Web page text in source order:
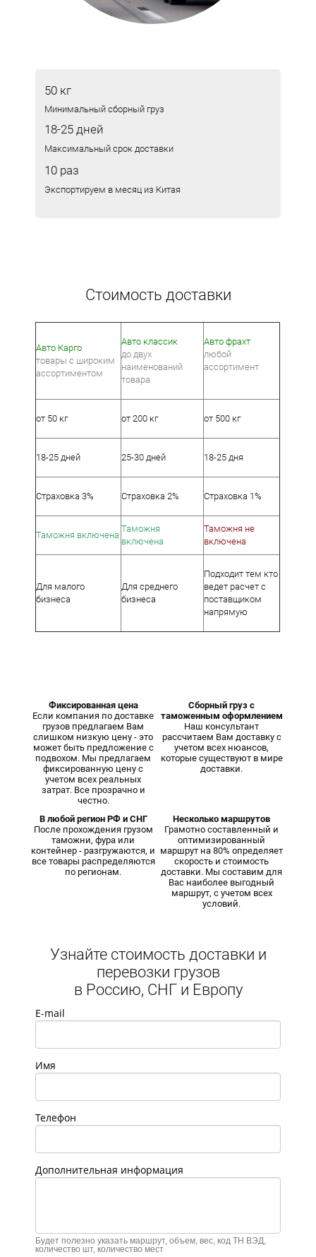
50 кг
Минимальный сборный груз
18-25 дней
Максимальный срок доставки
10 раз
Экспортируем в месяц из Китая
Стоимость доставки
Авто Карго
товары с широким
ассортиментом
Авто классик
до двух
наименований
товара
​Авто фрахт
любой
ассортимент
от 50 кг от 200 кг от 500 кг
18-25 дней 25-30 дней 18-25 дня
Страховка 3% Страховка 2% Страховка 1%
Таможня включена
Таможня
включена
Таможня не
включена
Для малого
бизнеса
Для среднего
бизнеса
Подходит тем кто
ведет расчет с
поставщиком
напрямую
Фиксированная цена
Если компания по доставке
грузов предлагаем Вам
слишком низкую цену - это
может быть предложение с
подвохом. Мы предлагаем
фиксированную цену с
учетом всех реальных
затрат. Все прозрачно и
честно.
Сборный груз с
таможенным оформлением
Наш консультант
рассчитаем Вам доставку с
учетом всех нюансов,
которые существуют в мире
доставки.
В любой регион РФ и СНГ
После прохождения грузом
таможни, фура или
контейнер - разгружаются, и
все товары распределяются
по регионам.
Несколько маршрутов
Грамотно составленный и
оптимизированный
маршрут на 80% определяет
скорость и стоимость
доставки. Мы составим для
Вас наиболее выгодный
маршрут, с учетом всех
условий.
Узнайте стоимость доставки и
перевозки грузов
в Россию, СНГ и Европу
E-mail
Имя
Телефон
Дополнительная информация
Будет полезно указать маршрут, объем, вес, код ТН ВЭД,
количество шт, количество мест